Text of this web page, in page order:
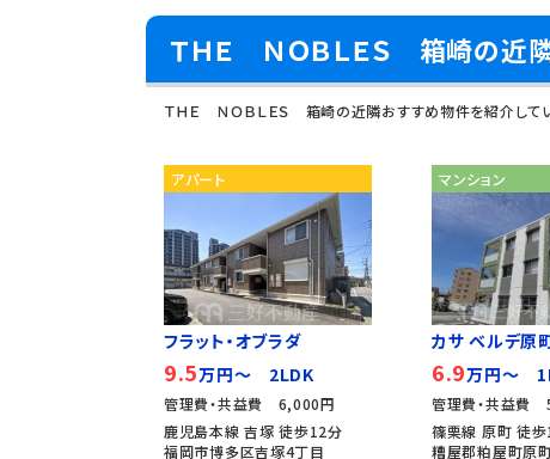
ＴＨＥ ＮＯＢＬＥＳ 箱崎の近
ＴＨＥ ＮＯＢＬＥＳ 箱崎の近隣おすすめ物件を紹介して
アパート
フラット・オブラダ
9.5万円～ 2LDK
管理費・共益費 6,000円
鹿児島本線 吉塚 徒歩12分
福岡市博多区吉塚4丁目
マンション
カサ ベルデ原
6.9万円～
管理費・共益費
篠栗線 原町 徒
糟屋郡粕屋町原